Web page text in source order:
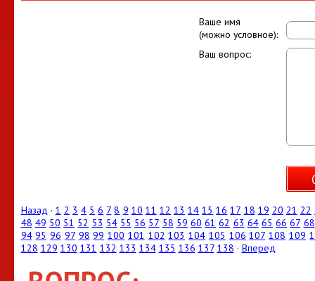
Ваше имя
(можно условное):
Ваш вопрос:
Назад · 1 2 3 4 5 6 7 8 9 10 11 12 13 14 15 16 17 18 19 20 21 22
48 49 50 51 52 53 54 55 56 57 58 59 60 61 62 63 64 65 66 67 68
94 95 96 97 98 99 100 101 102 103 104 105 106 107 108 109
128 129 130 131 132 133 134 135 136 137 138 · Вперед